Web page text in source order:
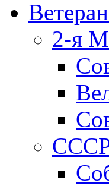
2-я
СССР